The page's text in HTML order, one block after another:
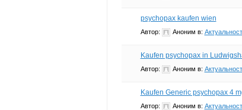
psychopax kaufen wien
Автор: Аноним в:
Kaufen psychopax in
Автор: Аноним в:
Kaufen Generic psychopax 4
Автор: Аноним в: